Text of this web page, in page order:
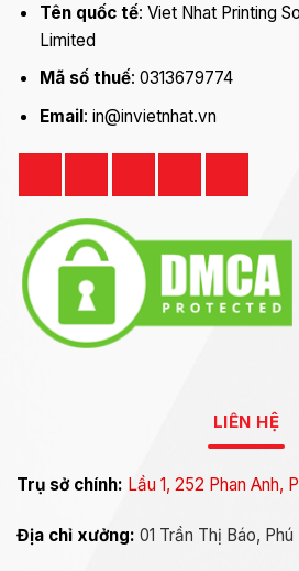
Tên quốc tế: Viet Nhat Printing
Limited
Mã số thuế: 0313679774
Email: in@invietnhat.vn
LIÊN HỆ
Trụ sở chính: Lầu 1, 252 Phan Anh,
Địa chỉ xưởng: 01 Trần Thị Báo,